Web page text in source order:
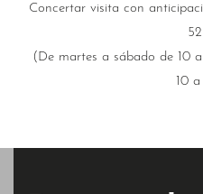
Concertar visita con
(De martes a sábado de 10
10